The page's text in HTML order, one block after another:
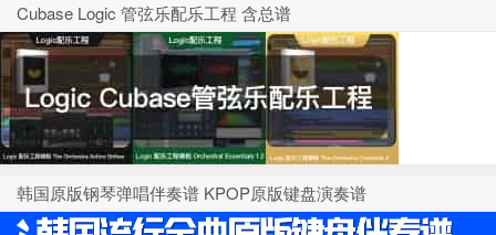
Cubase Logic 管弦乐配乐工程 含总谱
韩国原版钢琴弹唱伴奏谱 KPOP原版键盘演奏谱